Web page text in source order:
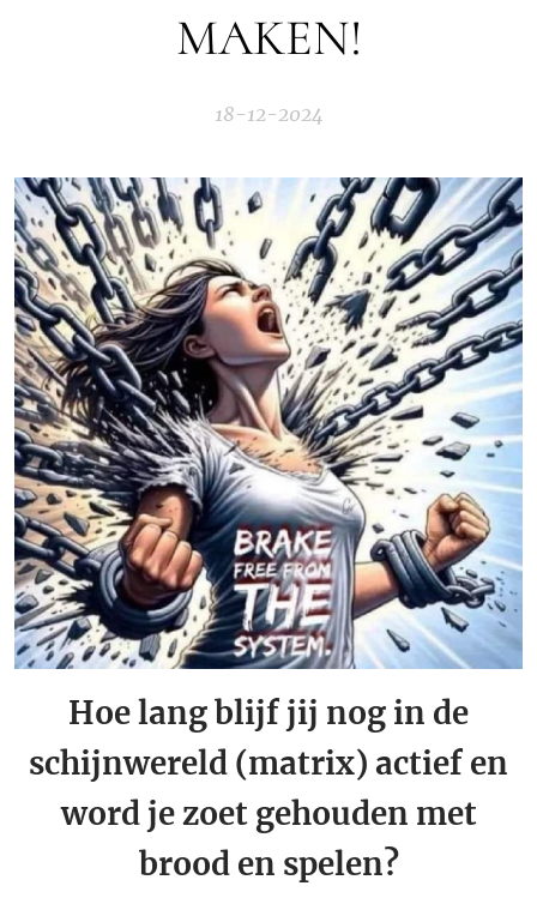
MAKEN!
18-12-2024
Hoe lang blijf jij nog in de
schijnwereld (matrix) actief en
word je zoet gehouden met
brood en spelen?